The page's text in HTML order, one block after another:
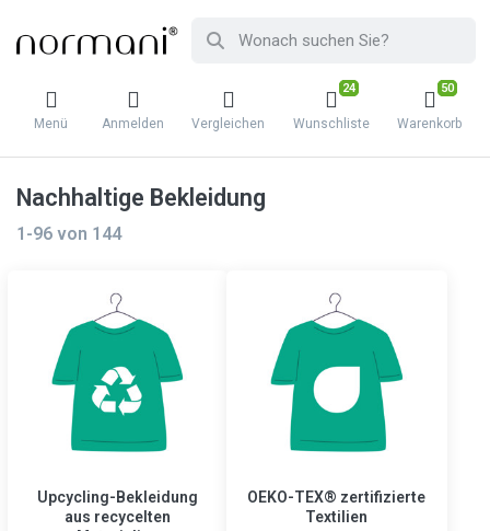
Menü Anmelden Vergleichen
24
Wunschliste
50
Warenkorb
Nachhaltige Bekleidung
1-96 von 144
Upcycling-Bekleidung
aus recycelten
OEKO-TEX® zertifizierte
Textilien